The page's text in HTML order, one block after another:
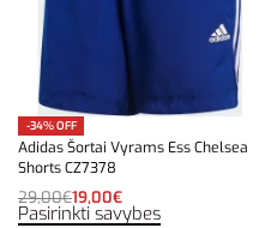
-34% OFF
Adidas Šortai Vyrams Ess Chelsea
Shorts CZ7378
29,00€19,00€
Pasirinkti savybes